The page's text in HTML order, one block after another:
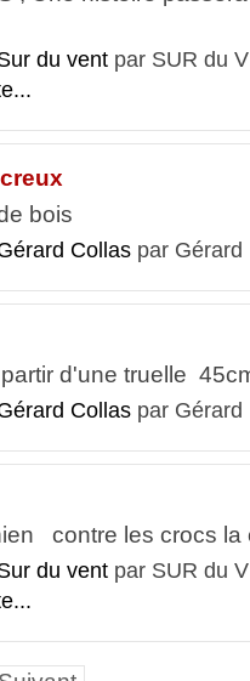
du vent par SUR du
bois
Collas par
d'une truelle
Collas par
contre les crocs
du vent par SUR du